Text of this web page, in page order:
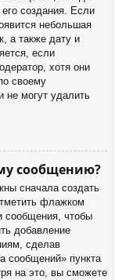
создания. Если
небольшая
а также дату и
если
хотя они
своему
не могут удалить
сообщению?
сначала создать
флажком
сообщения, чтобы
добавление
сделав
сообщений» пункта
на это, вы сможете